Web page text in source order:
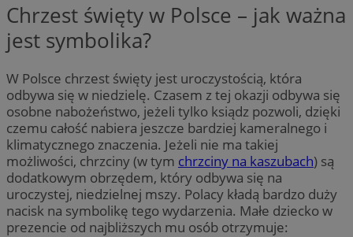
Chrzest święty w Polsce – jak ważna
jest symbolika?
W Polsce chrzest święty jest uroczystością, która
odbywa się w niedzielę. Czasem z tej okazji odbywa się
osobne nabożeństwo, jeżeli tylko ksiądz pozwoli, dzięki
czemu całość nabiera jeszcze bardziej kameralnego i
klimatycznego znaczenia. Jeżeli nie ma takiej
możliwości, chrzciny (w tym chrzciny na kaszubach) są
dodatkowym obrzędem, który odbywa się na
uroczystej, niedzielnej mszy. Polacy kładą bardzo duży
nacisk na symbolikę tego wydarzenia. Małe dziecko w
prezencie od najbliższych mu osób otrzymuje: